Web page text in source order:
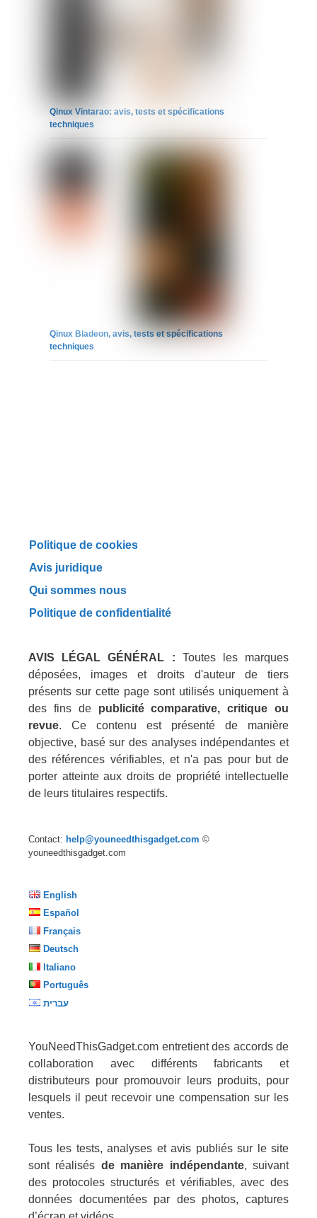
Qinux Vintarao: avis, tests et spécifications
techniques
Qinux Bladeon, avis, tests et spécifications
techniques
Politique de cookies
Avis juridique
Qui sommes nous
Politique de confidentialité
AVIS LÉGAL GÉNÉRAL : Toutes les marques
déposées, images et droits d'auteur de tiers
présents sur cette page sont utilisés uniquement à
des fins de publicité comparative, critique ou
revue. Ce contenu est présenté de manière
objective, basé sur des analyses indépendantes et
des références vérifiables, et n'a pas pour but de
porter atteinte aux droits de propriété intellectuelle
de leurs titulaires respectifs.
Contact: help@youneedthisgadget.com ©
youneedthisgadget.com
English
Español
Français
Deutsch
Italiano
Português
עברית
YouNeedThisGadget.com entretient des accords de
collaboration avec différents fabricants et
distributeurs pour promouvoir leurs produits, pour
lesquels il peut recevoir une compensation sur les
ventes.
Tous les tests, analyses et avis publiés sur le site
sont réalisés de manière indépendante, suivant
des protocoles structurés et vérifiables, avec des
données documentées par des photos, captures